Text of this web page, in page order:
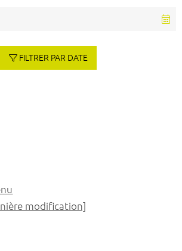
FILTRER PAR DATE
modification]